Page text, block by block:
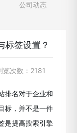
公司动态
标签设置？
览次数：2181
排名对于企业和
标，并不是一件
是提高搜索引擎